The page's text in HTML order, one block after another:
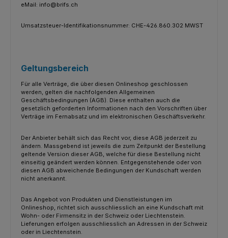
eMail: info@brifs.ch
Umsatzsteuer-Identifikationsnummer: CHE-426.860.302 MWST
Geltungsbereich
Für alle Verträge, die über diesen Onlineshop geschlossen
werden, gelten die nachfolgenden Allgemeinen
Geschäftsbedingungen (AGB). Diese enthalten auch die
gesetzlich geforderten Informationen nach den Vorschriften über
Verträge im Fernabsatz und im elektronischen Geschäftsverkehr.
Der Anbieter behält sich das Recht vor, diese AGB jederzeit zu
ändern. Massgebend ist jeweils die zum Zeitpunkt der Bestellung
geltende Version dieser AGB, welche für diese Bestellung nicht
einseitig geändert werden können. Entgegenstehende oder von
diesen AGB abweichende Bedingungen der Kundschaft werden
nicht anerkannt.
Das Angebot von Produkten und Dienstleistungen im
Onlineshop, richtet sich ausschliesslich an eine Kundschaft mit
Wohn- oder Firmensitz in der Schweiz oder Liechtenstein.
Lieferungen erfolgen ausschliesslich an Adressen in der Schweiz
oder in Liechtenstein.